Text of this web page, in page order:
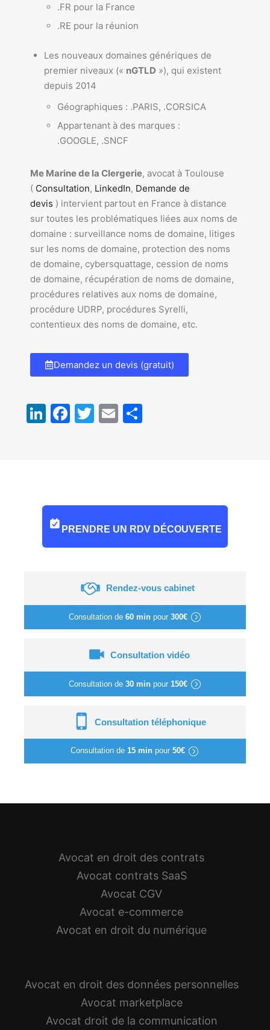
.FR pour la France
.RE pour la réunion
Les nouveaux domaines génériques de
premier niveaux (« nGTLD »), qui existent
depuis 2014
Géographiques : .PARIS, .CORSICA
Appartenant à des marques :
.GOOGLE, .SNCF
Me Marine de la Clergerie, avocat à Toulouse
( Consultation, LinkedIn, Demande de
devis ) intervient partout en France à distance
sur toutes les problématiques liées aux noms de
domaine : surveillance noms de domaine, litiges
sur les noms de domaine, protection des noms
de domaine, cybersquattage, cession de noms
de domaine, récupération de noms de domaine,
procédures relatives aux noms de domaine,
procédure UDRP, procédures Syrelli,
contentieux des noms de domaine, etc.
Demandez un devis (gratuit)
LinkedIn
Facebook
Twitter
Email
PRENDRE UN RDV DÉCOUVERTE
Rendez-vous cabinet
Consultation de 60 minpour 300€
Consultation vidéo
Consultation de 30 minpour 150€
Consultation téléphonique
Consultation de 15 min pour 50€
Avocat en droit des contrats
Avocat contrats SaaS
Avocat CGV
Avocat e-commerce
Avocat en droit du numérique
Avocat en droit des données personnelles
Avocat marketplace
Avocat droit de la communication